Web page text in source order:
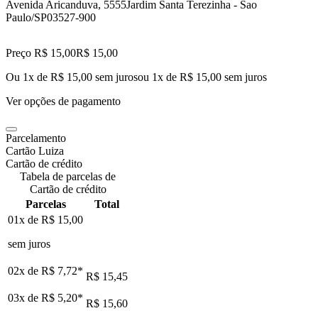
Avenida Aricanduva, 5555Jardim Santa Terezinha - Sao
Paulo/SP03527-900
Preço R$ 15,00R$ 15,00
Ou 1x de R$ 15,00 sem jurosou 1x de R$ 15,00 sem juros
Ver opções de pagamento
Parcelamento
Cartão Luiza
Cartão de crédito
Tabela de parcelas de
Cartão de crédito
Parcelas
Total
01x de R$ 15,00
sem juros
02x de R$ 7,72* R$ 15,45
03x de R$ 5,20* R$ 15,60